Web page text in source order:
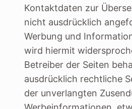
Kontaktdaten zur
nicht ausdrücklich
Werbung und
wird hiermit
Betreiber der Seiten
ausdrücklich rechtliche
der unverlangten